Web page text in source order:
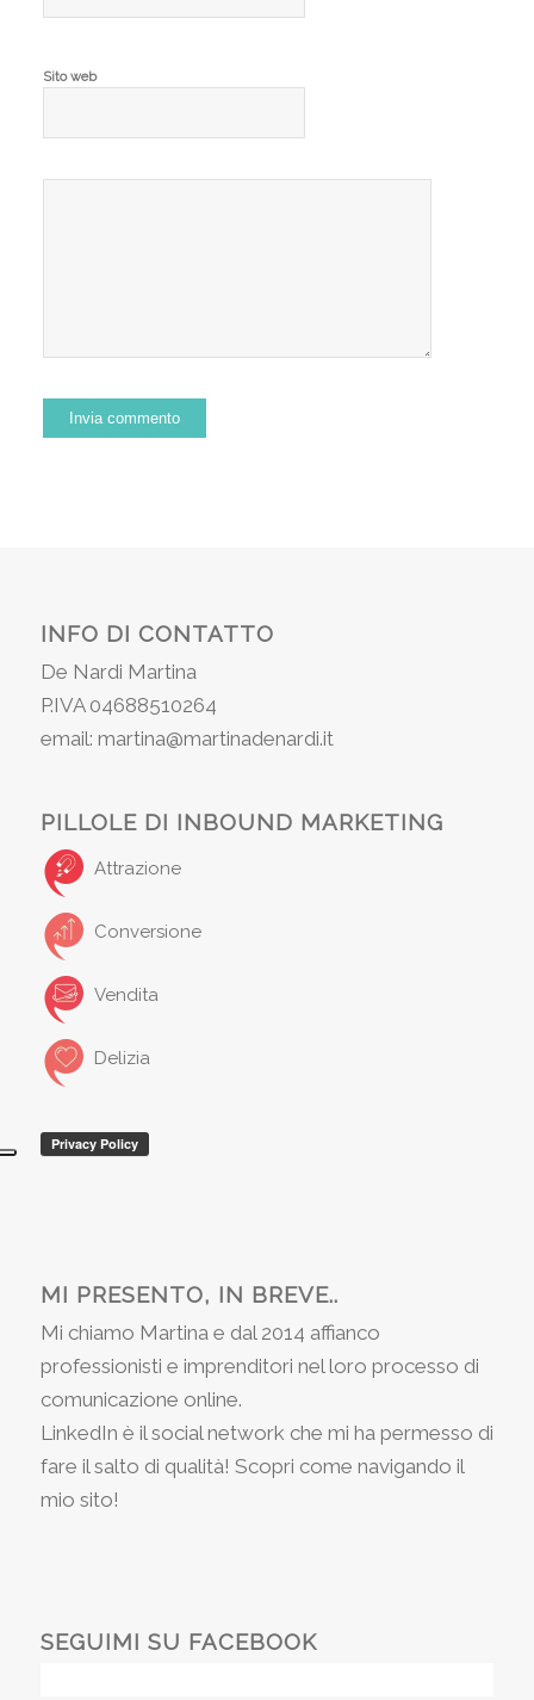
Sito web
INFO DI CONTATTO
De Nardi Martina
P.IVA 04688510264
email: martina@martinadenardi.it
PILLOLE DI INBOUND MARKETING
Attrazione
Conversione
Vendita
Delizia
MI PRESENTO, IN BREVE..
Mi chiamo Martina e dal 2014 affianco
professionisti e imprenditori nel loro processo di
comunicazione online.
LinkedIn è il social network che mi ha permesso di
fare il salto di qualità! Scopri come navigando il
mio sito!
SEGUIMI SU FACEBOOK